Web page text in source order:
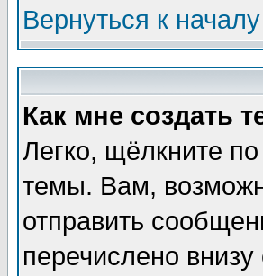
Вернуться к началу
Как мне создать
Легко, щёлкните
темы. Вам,
отправить
перечислено